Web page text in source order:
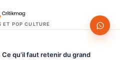
ET POP CULTURE
qu’il faut retenir du grand